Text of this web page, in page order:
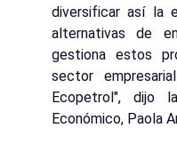
diversificar así la
alternativas de
gestiona estos
sector
Ecopetrol", dijo
Económico, Paola